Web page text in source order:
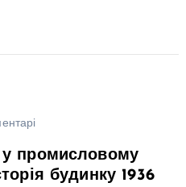
у промисловому
будинку 1936